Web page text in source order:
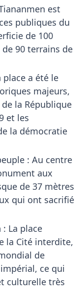
est
publiques du
de 100
90 terrains de
a été le
majeurs,
la République
et les
la démocratie
: Au centre
aux
de 37 mètres
qui ont sacrifié
La place
la Cité interdite,
de
ce qui
culturelle très